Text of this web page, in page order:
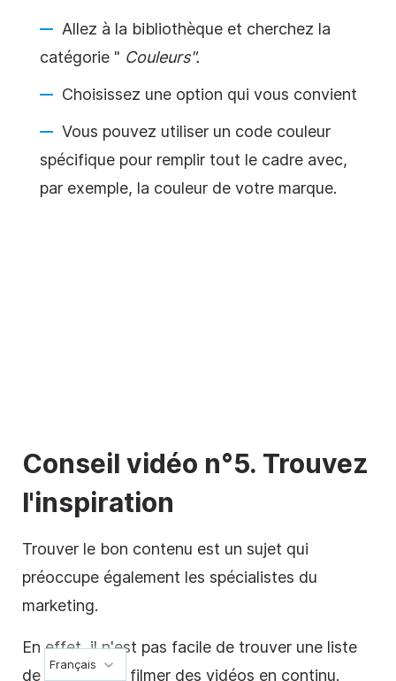
Allez à la bibliothèque et cherchez la
catégorie " Couleurs".
Choisissez une option qui vous convient
Vous pouvez utiliser un code couleur
spécifique pour remplir tout le cadre avec,
par exemple, la couleur de votre marque.
Conseil vidéo n°5. Trouvez
l'inspiration
Trouver le bon contenu est un sujet qui
préoccupe également les spécialistes du
marketing.
En effet, il n'est pas facile de trouver une liste
de sujets pour filmer des vidéos en continu.
Français